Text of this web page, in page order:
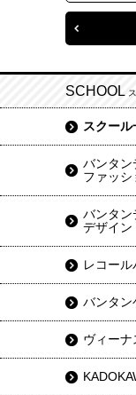
SCHOOL
スクール
バンタン
ファッ
バンタン
デザイン
レコー
バンタン
ヴィーナ